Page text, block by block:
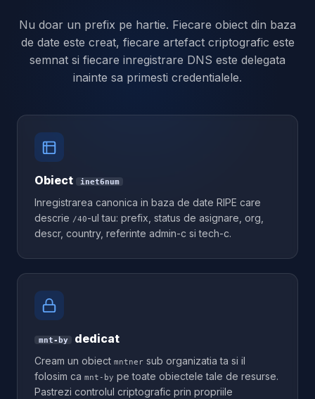
Nu doar un prefix pe hartie. Fiecare obiect din baza
de date este creat, fiecare artefact criptografic este
semnat si fiecare inregistrare DNS este delegata
inainte sa primesti credentialele.
Obiect inet6num
Inregistrarea canonica in baza de date RIPE care
descrie /40-ul tau: prefix, status de asignare, org,
descr, country, referinte admin-c si tech-c.
mnt-by dedicat
Cream un obiect mntner sub organizatia ta si il
folosim ca mnt-by pe toate obiectele tale de resurse.
Pastrezi controlul criptografic prin propriile